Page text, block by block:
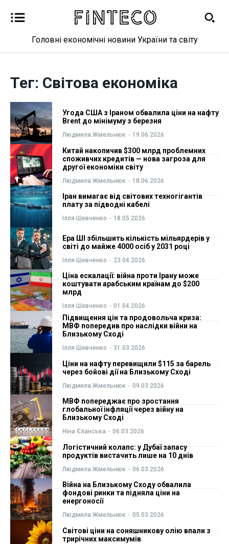
Фінанси
Валютний ринок
Криптовалюта
Робота і освіта
Публікації
ФОП
Курс валют
Ми в соц. мережах
Фінанси
Валютний ринок
Криптовалюта
Робота і освіта
Публікації
ФОП
Курс валют
Ми в соц. мережах
Головні економічні новини України та світу
Тег: Світова економіка
Угода США з Іраном обвалила ціни на нафту
Brent до мінімуму з березня
Людмила Жмельнюк - 19.06.2026
Китай накопичив $300 млрд проблемних
споживчих кредитів — нова загроза для
другої економіки світу
Людмила Жмельнюк - 18.06.2026
Іран вимагає від світових техногігантів
плату за підводні кабелі
Ілля Шевченко - 18.05.2026
Ера ШІ збільшить кількість мільярдерів у
світі до майже 4000 осіб у 2031 році
Ілля Шевченко - 23.04.2026
Ціна ескалації: війна проти Ірану може
коштувати арабським країнам до $200
млрд
Ілля Шевченко - 01.04.2026
Підвищення цін та продовольча криза:
МВФ попередив про наслідки війни на
Близькому Сході
Ілля Шевченко - 31.03.2026
Ціни на нафту перевищили $115 за барель
через бойові дії на Близькому Сході
Людмила Жмельнюк - 09.03.2026
МВФ попереджає про зростання
глобальної інфляції через війну на
Близькому Сході
Ніна Єланська - 06.03.2026
Логістичний колапс: у Дубаї запасу
продуктів вистачить лише на 10 днів
Людмила Жмельнюк - 06.03.2026
Війна на Близькому Сходу обвалила
фондові ринки та підняла ціни на
енергоносії
Людмила Жмельнюк - 05.03.2026
Світові ціни на соняшникову олію впали з
трирічних максимумів